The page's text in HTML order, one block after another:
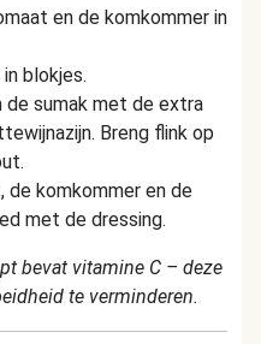
en de komkommer in
blokjes.
de sumak met de extra
Breng flink op
de komkommer en de
met de dressing.
bevat vitamine C – deze
te verminderen.